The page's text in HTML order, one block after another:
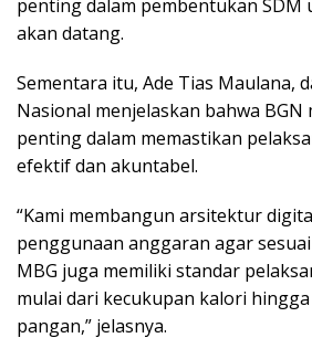
penting dalam pembentukan SDM
akan datang.
Sementara itu, Ade Tias Maulana,
Nasional menjelaskan bahwa
penting dalam memastikan
efektif dan akuntabel.
“Kami membangun arsitektur
penggunaan anggaran agar
MBG juga memiliki standar
mulai dari kecukupan kalori
pangan,” jelasnya.